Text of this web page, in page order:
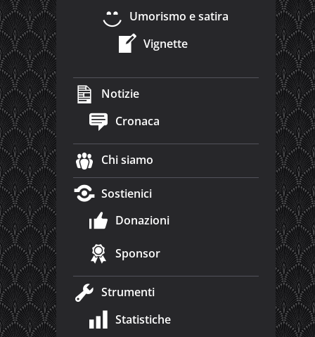
Umorismo e satira
Vignette
Notizie
Cronaca
Chi siamo
Sostienici
Donazioni
Sponsor
Strumenti
Statistiche